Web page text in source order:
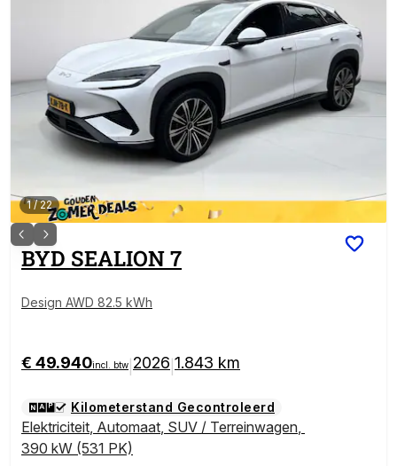
1/22
BYD SEALION 7
Design AWD 82.5 kWh
€ 49.940incl. btw 2026 1.843 km
Kilometerstand Gecontroleerd
Elektriciteit, Automaat, SUV / Terreinwagen,
390 kW (531 PK)